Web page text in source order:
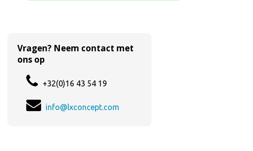
Vragen? Neem contact met
ons op
+32(0)16 43 54 19
info@lxconcept.com